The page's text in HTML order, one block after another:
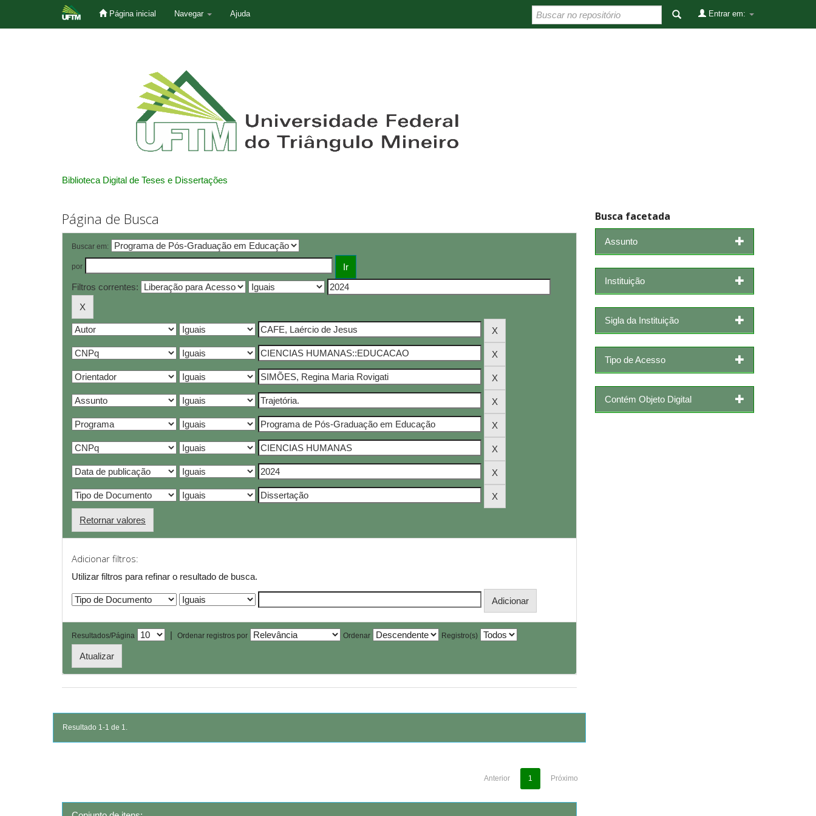
Página inicial Navegar Ajuda Entrar em:
Biblioteca Digital de Teses e Dissertações
Página de Busca
Buscar em:
por
Filtros correntes:
Retornar valores
Adicionar filtros:
Utilizar filtros para refinar o resultado de busca.
Resultados/Página | Ordenar registros por Ordenar Registro(s)
Resultado 1-1 de 1.
Anterior 1 Próximo
Busca facetada
Assunto
Instituição
Sigla da Instituição
Tipo de Acesso
Contém Objeto Digital